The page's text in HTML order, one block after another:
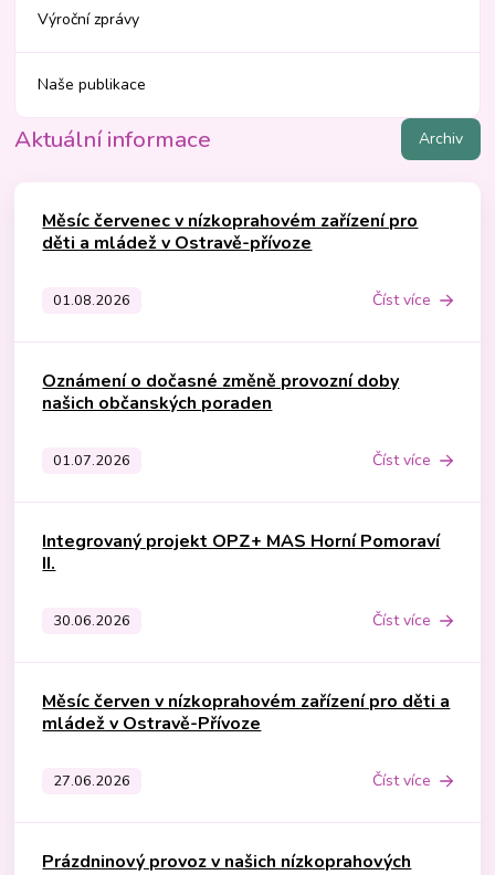
Výroční zprávy
Naše publikace
Aktuální informace Archiv
Měsíc červenec v nízkoprahovém zařízení pro
děti a mládež v Ostravě-přívoze
01.08.2026 Číst více
Oznámení o dočasné změně provozní doby
našich občanských poraden
01.07.2026 Číst více
Integrovaný projekt OPZ+ MAS Horní Pomoraví
II.
30.06.2026 Číst více
Měsíc červen v nízkoprahovém zařízení pro děti a
mládež v Ostravě-Přívoze
27.06.2026 Číst více
Prázdninový provoz v našich nízkoprahových